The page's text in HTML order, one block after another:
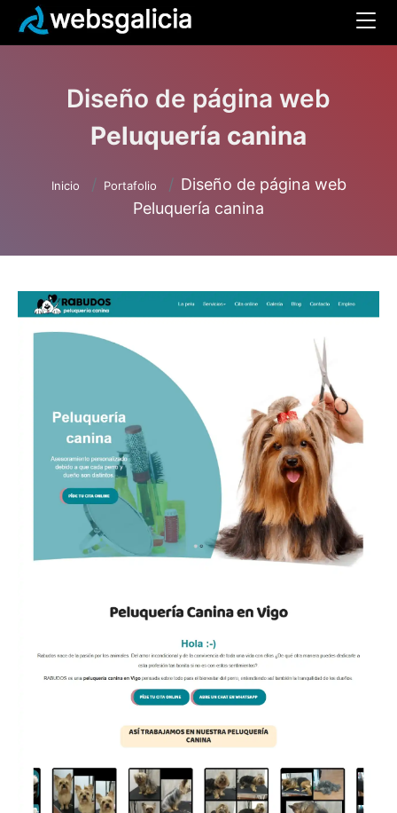
Diseño de página web
Peluquería canina
Inicio Portafolio
Diseño de página web
Peluquería canina